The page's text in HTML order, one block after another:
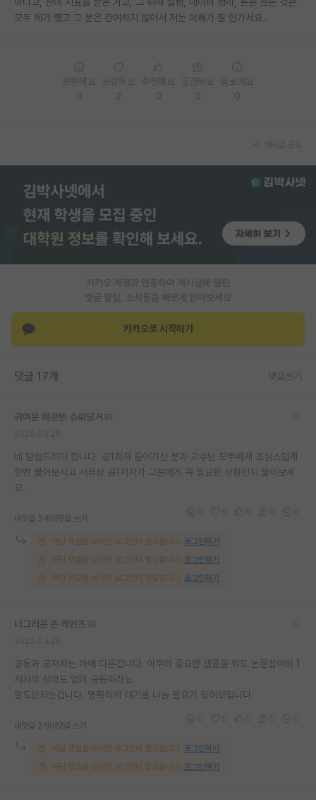
PI 전용 게시판
커리어
유학교육
이벤트
반도체 아카데미
모두 제가 했고 그 분은 관여하지 않아서 저는 이해가 잘 안가서요..
카카오 계정과 연동하여 게시글에 달린
댓글 알람, 소식등을 빠르게 받아보세요
카카오로 시작하기
댓글 17개 댓글쓰기
귀여운 에르빈 슈뢰딩거
네 말씀드려야 합니다. 공1저자 들어가신 분과 교수님 모두에게 조심스럽게
한번 물어보시고 서류상 공1저자가 그분에게 꼭 필요한 상황인지 물어보세
요.
대댓글 3개 대댓글 쓰기
해당 댓글을 보려면 로그인이 필요합니다. 로그인하기
해당 댓글을 보려면 로그인이 필요합니다. 로그인하기
해당 댓글을 보려면 로그인이 필요합니다. 로그인하기
너그러운 존 케인즈
공동과 공저자는 아예 다른겁니다. 아무리 중요한 샘플을 줘도 논문참여와 1
저자와 상의도 없이 공동이라뇨
말도안되는겁니다. 명확하게 얘기를 나눌 필요가 있어보입니다.
대댓글 2개 대댓글 쓰기
해당 댓글을 보려면 로그인이 필요합니다. 로그인하기
해당 댓글을 보려면 로그인이 필요합니다. 로그인하기